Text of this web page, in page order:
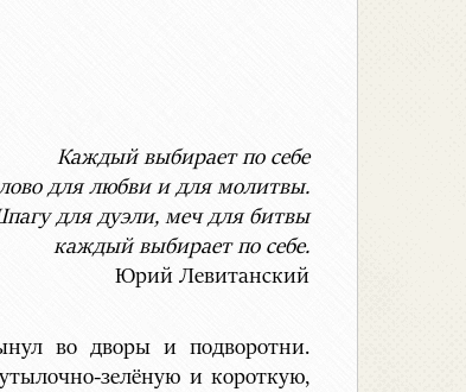
Каждый выбирает по себе
для любви и для молитвы.
для дуэли, меч для битвы
каждый выбирает по себе.
Юрий Левитанский
во дворы и подворотни.
зелёную и короткую,